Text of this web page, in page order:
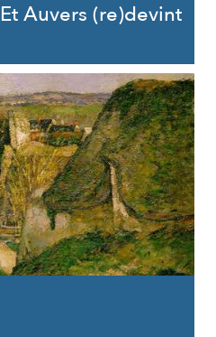
Auvers (re)devint